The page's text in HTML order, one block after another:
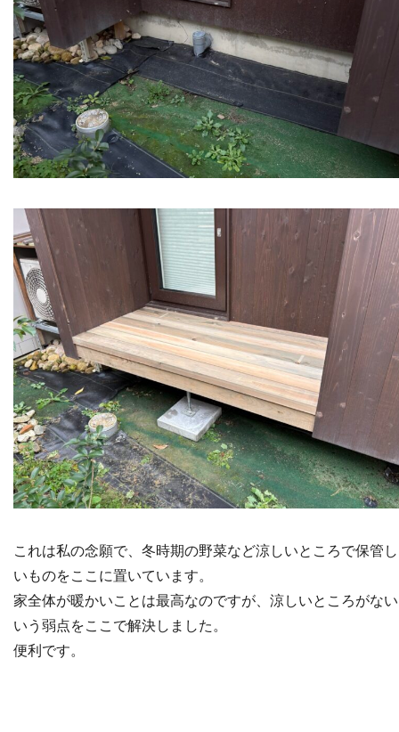
これは私の念願で、冬時期の野菜など涼しいところで保管
いものをここに置いています。
家全体が暖かいことは最高なのですが、涼しいところがな
いう弱点をここで解決しました。
便利です。